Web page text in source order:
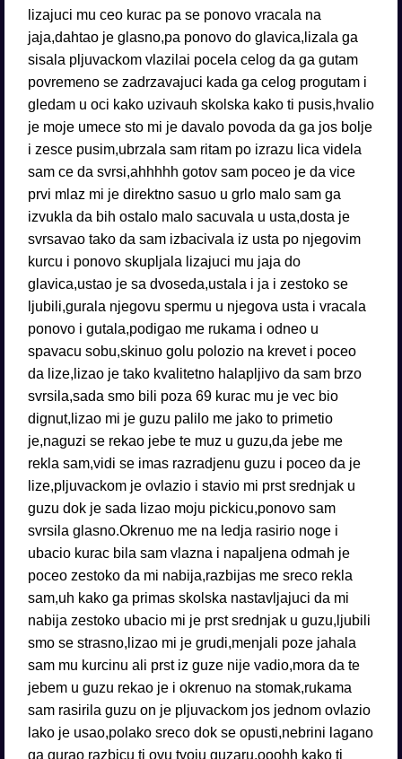
lizajuci mu ceo kurac pa se ponovo vracala na
jaja,dahtao je glasno,pa ponovo do glavica,lizala ga
sisala pljuvackom vlazilai pocela celog da ga gutam
povremeno se zadrzavajuci kada ga celog progutam i
gledam u oci kako uzivauh skolska kako ti pusis,hvalio
je moje umece sto mi je davalo povoda da ga jos bolje
i zesce pusim,ubrzala sam ritam po izrazu lica videla
sam ce da svrsi,ahhhhh gotov sam poceo je da vice
prvi mlaz mi je direktno sasuo u grlo malo sam ga
izvukla da bih ostalo malo sacuvala u usta,dosta je
svrsavao tako da sam izbacivala iz usta po njegovim
kurcu i ponovo skupljala lizajuci mu jaja do
glavica,ustao je sa dvoseda,ustala i ja i zestoko se
ljubili,gurala njegovu spermu u njegova usta i vracala
ponovo i gutala,podigao me rukama i odneo u
spavacu sobu,skinuo golu polozio na krevet i poceo
da lize,lizao je tako kvalitetno halapljivo da sam brzo
svrsila,sada smo bili poza 69 kurac mu je vec bio
dignut,lizao mi je guzu palilo me jako to primetio
je,naguzi se rekao jebe te muz u guzu,da jebe me
rekla sam,vidi se imas razradjenu guzu i poceo da je
lize,pljuvackom je ovlazio i stavio mi prst srednjak u
guzu dok je sada lizao moju pickicu,ponovo sam
svrsila glasno.Okrenuo me na ledja rasirio noge i
ubacio kurac bila sam vlazna i napaljena odmah je
poceo zestoko da mi nabija,razbijas me sreco rekla
sam,uh kako ga primas skolska nastavljajuci da mi
nabija zestoko ubacio mi je prst srednjak u guzu,ljubili
smo se strasno,lizao mi je grudi,menjali poze jahala
sam mu kurcinu ali prst iz guze nije vadio,mora da te
jebem u guzu rekao je i okrenuo na stomak,rukama
sam rasirila guzu on je pljuvackom jos jednom ovlazio
lako je usao,polako sreco dok se opusti,nebrini lagano
ga gurao razbicu ti ovu tvoju guzaru,ooohh kako ti